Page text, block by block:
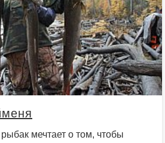
мечтает о том, чтобы